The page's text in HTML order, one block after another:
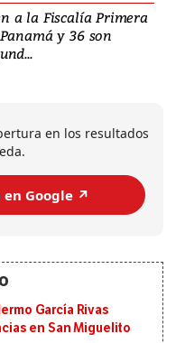
a la Fiscalía Primera
y 36 son
en los resultados
en Google ↗️
García Rivas
en San Miguelito